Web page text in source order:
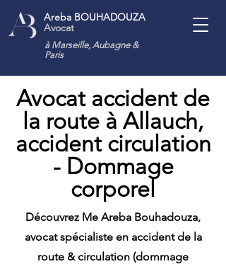
Areba BOUHADOUZA
Avocat
à Marseille, Aubagne &
Paris
Avocat accident de
la route à Allauch,
accident circulation
- Dommage
corporel
Découvrez Me Areba Bouhadouza,
avocat spécialiste en accident de la
route & circulation (dommage